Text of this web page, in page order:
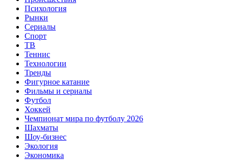
Психология
Рынки
Сериалы
Спорт
ТВ
Теннис
Технологии
Тренды
Фигурное катание
Фильмы и сериалы
Футбол
Хоккей
Чемпионат мира по футболу 2026
Шахматы
Шоу-бизнес
Экология
Экономика